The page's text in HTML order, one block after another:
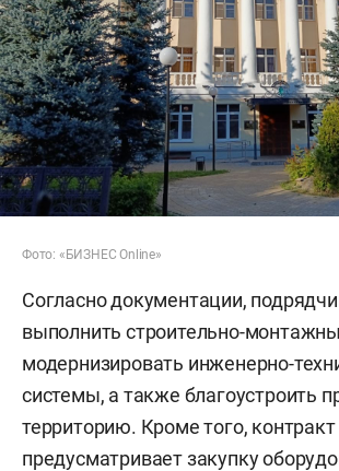
Фото: «БИЗНЕС Online»
Согласно документации,
выполнить строительно-
модернизировать инженерно-
системы, а также благоустроить
территорию. Кроме того, контракт
предусматривает закупку